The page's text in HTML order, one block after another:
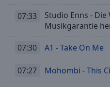
07:33
Studio Enns -
Musikgarantie
07:30 A1 - Take On Me
07:27 Mohombi - This